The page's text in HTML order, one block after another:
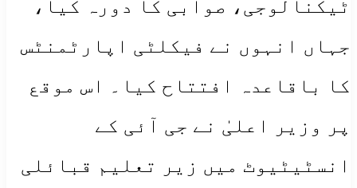
ٹیکنالوجی، صوابی کا دورہ کیا،
جہاں انہوں نے فیکلٹی اپارٹمنٹس
کا باقاعدہ افتتاح کیا۔ اس موقع
پر وزیر اعلیٰ نے جی آئی کے
انسٹیٹیوٹ میں زیر تعلیم قبائلی